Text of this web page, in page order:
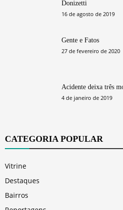
Donizetti
16 de agosto de 2019
Gente e Fatos
27 de fevereiro de 2020
Acidente deixa três
4 de janeiro de 2019
CATEGORIA POPULAR
Vitrine
Destaques
Bairros